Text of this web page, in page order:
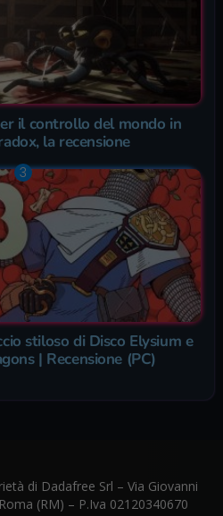
il controllo del mondo in
la recensione
stiloso di Disco Elysium e
| Recensione (PC)
di Dadafree Srl – Via Giovanni
(RM) – P.Iva 02120340670